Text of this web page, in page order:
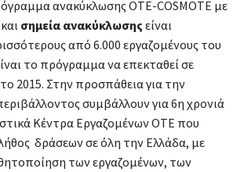
ανακύκλωσης ΟΤΕ-COSMOTE με
και σημεία ανακύκλωσης είναι
από 6.000 εργαζομένους του
το πρόγραμμα να επεκταθεί σε
2015. Στην προσπάθεια για την
συμβάλλουν για 6η χρονιά
Κέντρα Εργαζομένων ΟΤΕ που
δράσεων σε όλη την Ελλάδα, με
των εργαζομένων, των